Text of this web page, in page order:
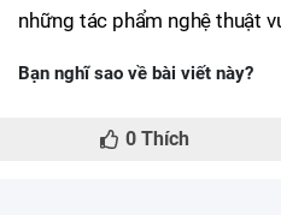
những tác phẩm nghệ thuật
Bạn nghĩ sao về bài viết này?
0 Thích